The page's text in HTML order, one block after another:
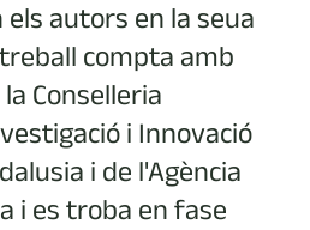
els autors en la seua
compta amb
Conselleria
i Innovació
i de l'Agència
i es troba en fase